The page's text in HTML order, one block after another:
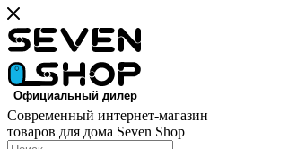
Современный интернет-магазин
товаров для дома Seven Shop